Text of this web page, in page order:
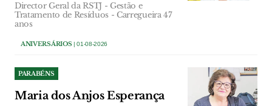
Director Geral da RSTJ - Gestão e
Tratamento de Resíduos - Carregueira 47
anos
ANIVERSÁRIOS| 01-08-2026
PARABÉNS
Maria dos Anjos Esperança